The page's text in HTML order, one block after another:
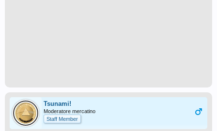
Tsunami!
Moderatore mercatino
Staff Member